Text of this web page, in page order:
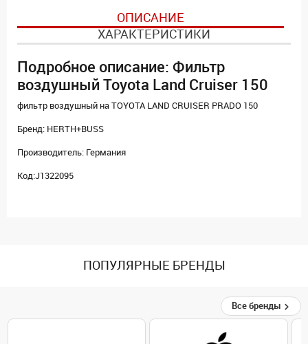
ОПИСАНИЕ
ХАРАКТЕРИСТИКИ
Подробное описание: Фильтр
воздушный Toyota Land Cruiser 150
фильтр воздушный на TOYOTA LAND CRUISER PRADO 150
Бренд: HERTH+BUSS
Производитель: Германия
Код:J1322095
ПОПУЛЯРНЫЕ БРЕНДЫ
Все бренды